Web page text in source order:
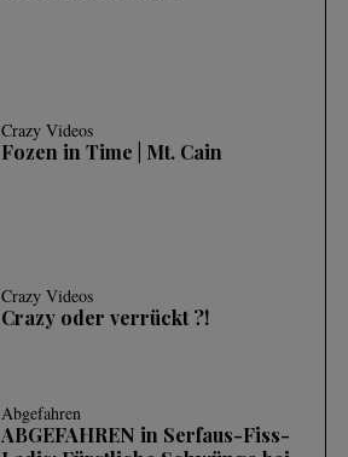
Crazy Videos
Fozen in Time | Mt. Cain
Crazy Videos
Crazy oder verrückt ?!
Abgefahren
ABGEFAHREN in Serfaus-Fiss-